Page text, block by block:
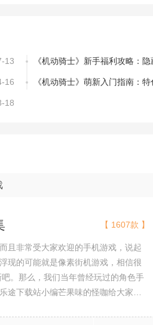
13 《机动骑士》新手福利攻略：
16 《机动骑士》萌新入门指南：
18
且非常受大家欢迎的手机游戏，说起
现的可能就是像素街机游戏，相信很
。那么，我们当年曾经玩过的角色手
途下载站小编芒果味的怪咖给大家搜
【 1607款 】